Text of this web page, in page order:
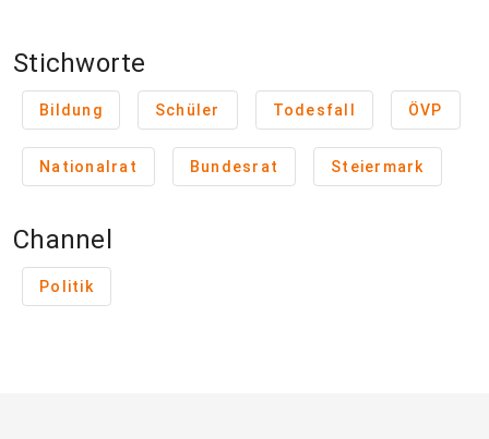
Stichworte
Bildung Schüler Todesfall ÖVP
Nationalrat Bundesrat Steiermark
Channel
Politik